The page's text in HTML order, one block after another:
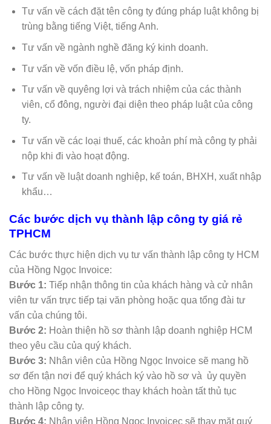
Tư vấn về cách đặt tên công ty đúng pháp luật không bị
trùng bằng tiếng Việt, tiếng Anh.
Tư vấn về ngành nghề đăng ký kinh doanh.
Tư vấn về vốn điều lệ, vốn pháp định.
Tư vấn về quyêng lợi và trách nhiệm của các thành
viên, cổ đông, người đại diện theo pháp luật của công
ty.
Tư vấn về các loại thuế, các khoản phí mà công ty phải
nộp khi đi vào hoạt động.
Tư vấn về luật doanh nghiệp, kế toán, BHXH, xuất nhập
khẩu…
Các bước dịch vụ thành lập công ty giá rẻ
TPHCM
Các bước thực hiện dịch vụ tư vấn thành lập công ty HCM
của Hồng Ngọc Invoice:
Bước 1: Tiếp nhận thông tin của khách hàng và cử nhân
viên tư vấn trực tiếp tại văn phòng hoặc qua tổng đài tư
vấn của chúng tôi.
Bước 2: Hoàn thiện hồ sơ thành lập doanh nghiệp HCM
theo yêu cầu của quý khách.
Bước 3: Nhân viên của Hồng Ngọc Invoice sẽ mang hồ
sơ đến tận nơi để quý khách ký vào hồ sơ và ủy quyền
cho Hồng Ngọc Invoiceọc thay khách hoàn tất thủ tục
thành lập công ty.
Bước 4: Nhân viên Hồng Ngọc Invoicec sẽ thay mặt quý